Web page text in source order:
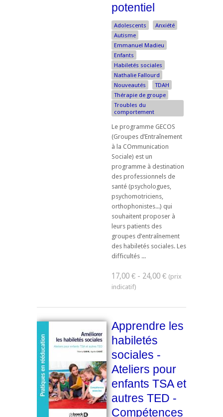
potentiel
Adolescents
Anxiété
Autisme
Emmanuel Madieu
Enfants
Habiletés sociales
Nathalie Fallourd
Nouveautés
TDAH
Thérapie de groupe
Troubles du
comportement
Le programme GECOS
(Groupes d’Entraînement
à la COmmunication
Sociale) est un
programme à destination
des professionnels de
santé (psychologues,
psychomotriciens,
orthophonistes...) qui
souhaitent proposer à
leurs patients des
groupes d’entraînement
des habiletés sociales. Les
difficultés ...
17,00 € - 24,00 €
Apprendre les
habiletés
sociales -
Ateliers pour
enfants TSA et
autres TED -
Compétences